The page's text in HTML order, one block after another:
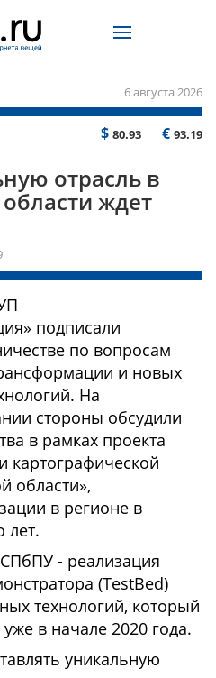
6 августа 2026
$ 80.93 € 93.19
отрасль в
ждет
подписали
по вопросам
и новых
На
стороны обсудили
в рамках проекта
картографической
области»,
в регионе в
лет.
- реализация
(TestBed)
технологий, который
в начале 2020 года.
уникальную